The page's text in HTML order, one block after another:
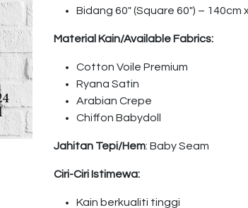
Bidang 60″ (Square 60″) – 140cm
Material Kain/Available Fabrics:
Cotton Voile Premium
Ryana Satin
Arabian Crepe
Chiffon Babydoll
Jahitan Tepi/Hem: Baby Seam
Ciri-Ciri Istimewa:
Kain berkualiti tinggi